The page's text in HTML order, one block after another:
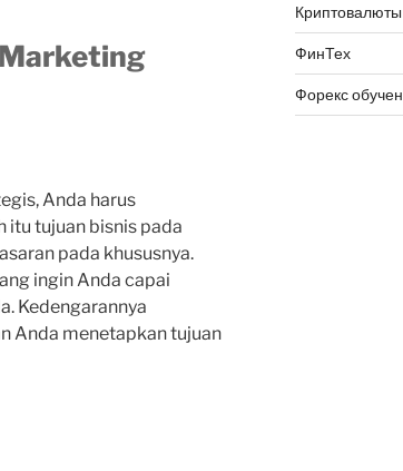
Anda harus
itu tujuan bisnis pada
pada khususnya.
ingin Anda capai
Kedengarannya
Anda menetapkan tujuan
Криптовалюты
ФинТех
Форекс